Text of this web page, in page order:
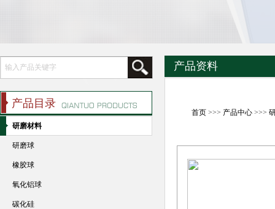
产品资料
首页>>> 产品中心>>>
产品目录
研磨材料
研磨球
橡胶球
氧化铝球
碳化硅